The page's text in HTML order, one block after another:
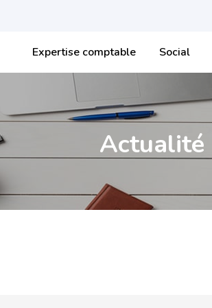
Expertise comptable Social
Actualité